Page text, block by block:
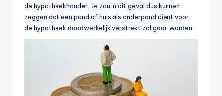
de hypotheekhouder. Je zou in dit geval dus kunnen
zeggen dat een pand of huis als onderpand dient voor
de hypotheek daadwerkelijk verstrekt zal gaan worden.